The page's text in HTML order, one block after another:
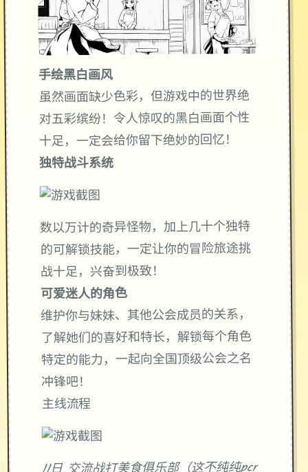
手绘黑白画风
虽然画面缺少色彩，但游戏中的世界绝
对五彩缤纷！令人惊叹的黑白画面个性
十足，一定会给你留下绝妙的回忆！
独特战斗系统
数以万计的奇异怪物，加上几十个独特
的可解锁技能，一定让你的冒险旅途挑
战十足，兴奋到极致！
可爱迷人的角色
维护你与妹妹、其他公会成员的关系，
了解她们的喜好和特长，解锁每个角色
特定的能力，一起向全国顶级公会之名
冲锋吧！
主线流程